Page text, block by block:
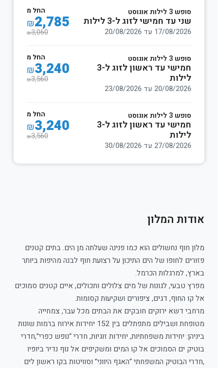
סופש 3 לילות אוגוסט
שני עד חמישי לזוג ל-3 לילות
17/08/2026 עד 20/08/2026
החל מ
₪2,785
₪3,060
סופש 3 לילות אוגוסט
חמישי עד ראשון לזוג ל-3
לילות
20/08/2026 עד 23/08/2026
החל מ
₪3,240
₪3,560
סופש 3 לילות אוגוסט
חמישי עד ראשון לזוג ל-3
לילות
27/08/2026 עד 30/08/2026
החל מ
₪3,240
₪3,560
אודות המלון
מלון חוף נחשולים הוא כמו פנינה שעלתה מן הים. בתים קטנים
פזורים לחופו של הים התיכון על רצועת חוף לבנה מהיפות ביותר
בארץ, למרגלות הכרמל.
מפרץ טבעי, לגונות של מים צלולים ותכולים, איים קטנים סמוכים
אל קו החוף, דגים, ציפורים ושקיעות קסומות.
מרחבי דשא ירוקים חובקים את הבתים מכל עבר, צמחייה
מטופחת ושבילים מתפתלים בין 152 יחידות אירוח ברמות שונות
ביניהן: יחידות משפחתיות, יחידות זוגיות, חדרי “נופש כפרי”,חדרי
בוטיק ים הסמוכים אל קו המים ומשקיפים אל נוף נדיר ביופיו
,חדרי הבוטיק המשפחתי “האגף היווני” וסוויטות בקו ראשון לים